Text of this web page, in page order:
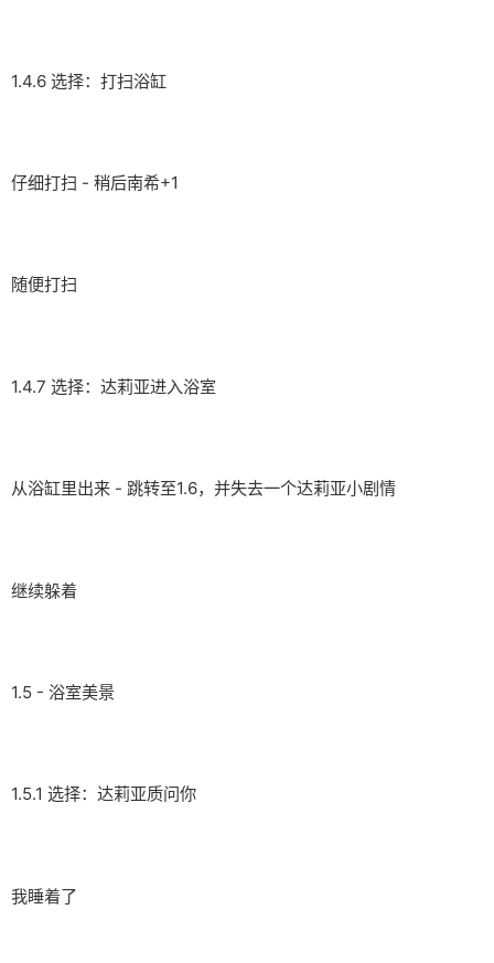
1.4.6 选择：打扫浴缸
仔细打扫 - 稍后南希+1
随便打扫
1.4.7 选择：达莉亚进入浴室
从浴缸里出来 - 跳转至1.6，并失去一个达莉亚小剧情
继续躲着
1.5 - 浴室美景
1.5.1 选择：达莉亚质问你
我睡着了